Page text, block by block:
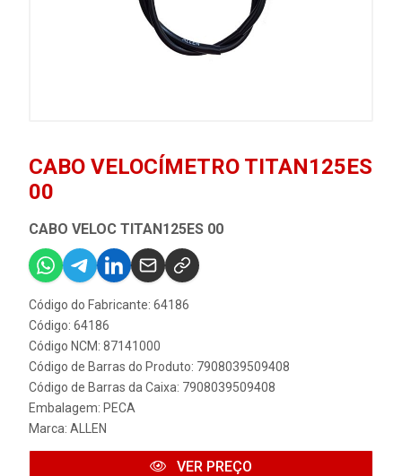
CABO VELOCÍMETRO TITAN125ES
00
CABO VELOC TITAN125ES 00
Código do Fabricante: 64186
Código: 64186
Código NCM: 87141000
Código de Barras do Produto: 7908039509408
Código de Barras da Caixa: 7908039509408
Embalagem: PECA
Marca: ALLEN
VER PREÇO